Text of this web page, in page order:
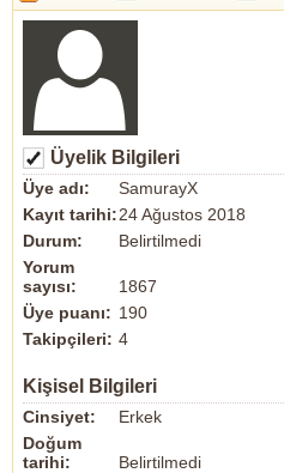
Üyelik Bilgileri
Üye adı:
SamurayX
Kayıt tarihi:24 Ağustos 2018
Durum:
Belirtilmedi
Yorum
sayısı:
1867
Üye puanı: 190
Takipçileri: 4
Kişisel Bilgileri
Cinsiyet:
Erkek
Doğum
tarihi:
Belirtilmedi